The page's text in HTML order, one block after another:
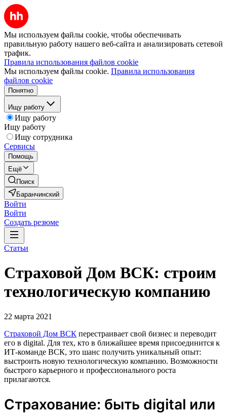
Мы используем файлы cookie, чтобы обеспечивать
правильную работу нашего веб-сайта и анализировать сетевой
трафик.
Правила использования файлов cookie
Мы используем файлы cookie. Правила использования
файлов cookie
Понятно
Ищу работу
Ищу работу
Ищу работу
Ищу сотрудника
Сервисы
Помощь
Ещё
Поиск
Баранчинский
Войти
Войти
Создать резюме
Статьи
Страховой Дом ВСК: строим
технологическую компанию
22 марта 2021
Страховой Дом ВСК перестраивает свой бизнес и переводит
его в digital. Для тех, кто в ближайшее время присоединится к
ИТ-команде ВСК, это шанс получить уникальный опыт:
выстроить новую технологическую компанию. Возможности
быстрого карьерного и профессионального роста
прилагаются.
Страхование: быть digital или